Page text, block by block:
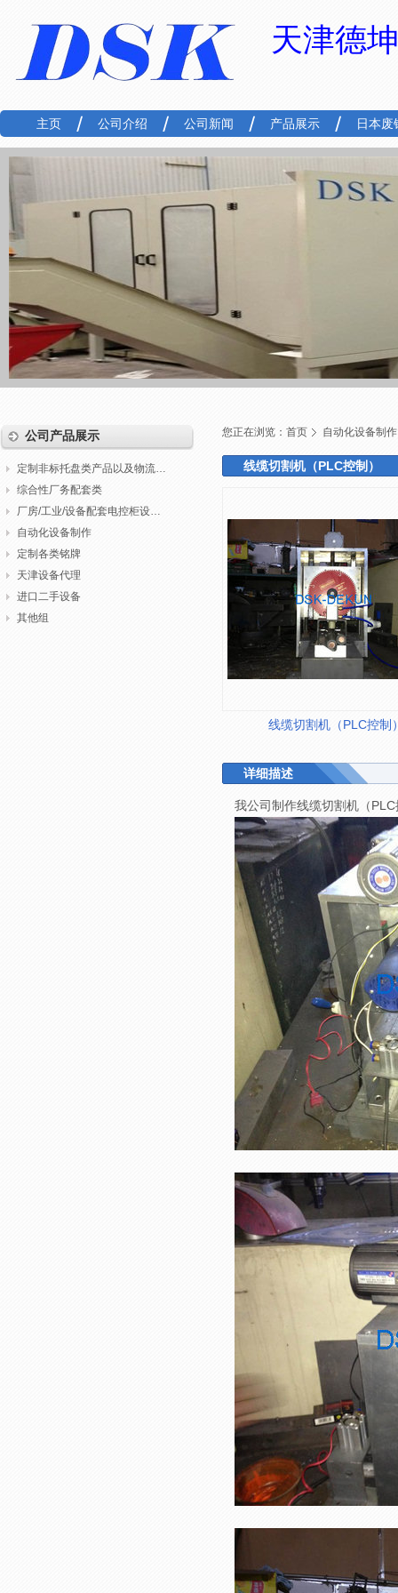
天津德
主页 公司介绍 公司新闻 产品展示 日本废
公司产品展示
定制非标托盘类产品以及物流包装
综合性厂务配套类
厂房/工业/设备配套电控柜设计制作调试
自动化设备制作
定制各类铭牌
天津设备代理
进口二手设备
其他组
您正在浏览： 首页 自动化设备制作
线缆切割机（PLC控制）
线缆切割机（PLC控制
详细描述
我公司制作线缆切割机（